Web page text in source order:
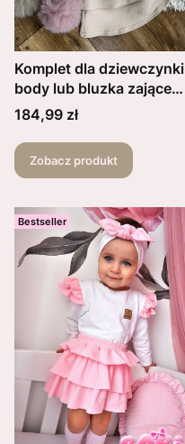
Komplet dla dziewczynki
body lub bluzka zające
wielkanocne plus
spódniczka beżowa
falbanki love oraz
opaska z kokardką
Cena
184,99 zł
Zobacz produkt
Bestseller